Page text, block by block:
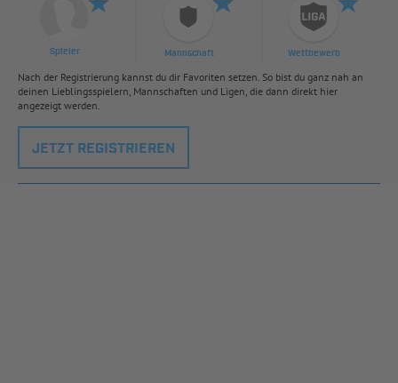
Spieler Mannschaft Wettbewerb
Nach der Registrierung kannst du dir Favoriten setzen. So bist du ganz nah an
deinen Lieblingsspielern, Mannschaften und Ligen, die dann direkt hier
angezeigt werden.
JETZT REGISTRIEREN